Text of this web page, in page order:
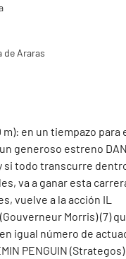
de Araras
m): en un tiempazo para
generoso estreno
si todo transcurre
va a ganar esta
vuelve a la acción IL
(Gouverneur Morris) (7)
igual número de
PENGUIN (Strategos)